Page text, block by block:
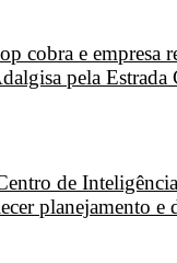
cobra e empresa
pela Estrada
de
planejamento e